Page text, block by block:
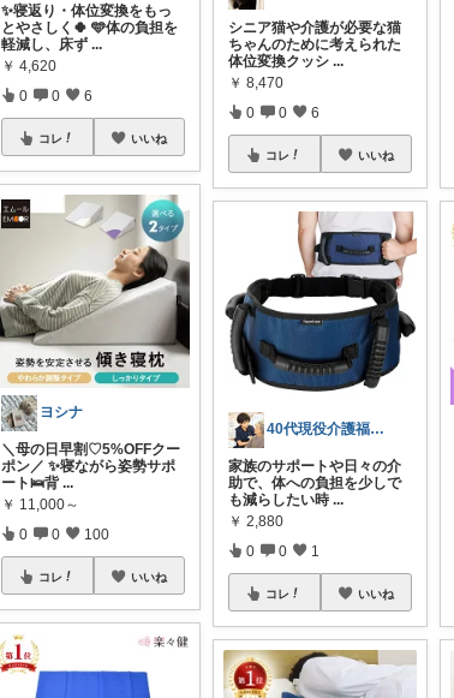
✨寝返り・体位変換をもっ
とやさしく🍀 🩵体の負担を
軽減し、床ず ...
￥ 4,620
0 0 6
コレ いいね
ヨシナ
＼母の日早割♡5%OFFクー
ポン／ ✨寝ながら姿勢サポ
ート🛌背 ...
￥ 11,000～
0 0 100
コレ いいね
シニア猫や介護が必要な猫
ちゃんのために考えられた
体位変換クッシ ...
￥ 8,470
0 0 6
コレ いいね
40代現役介護福祉士/仕事も休日も快適に
家族のサポートや日々の介
助で、体への負担を少しで
も減らしたい時 ...
￥ 2,880
0 0 1
コレ いいね